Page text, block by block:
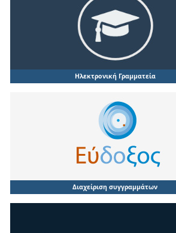
Ηλεκτρονική Γραμματεία
Διαχείριση συγγραμμάτων